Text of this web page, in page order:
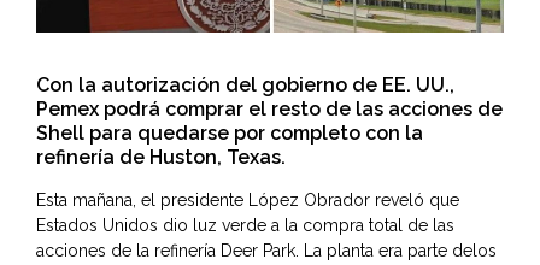
Con la autorización del gobierno de EE. UU.,
Pemex podrá comprar el resto de las acciones de
Shell para quedarse por completo con la
refinería de Huston, Texas.
Esta mañana, el presidente López Obrador reveló que
Estados Unidos dio luz verde a la compra total de las
acciones de la refinería Deer Park. La planta era parte delos